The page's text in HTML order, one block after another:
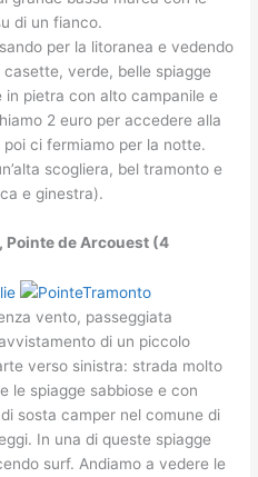
di un fianco.
per la litoranea e vedendo
verde, belle spiagge
in pietra con alto campanile e
2 euro per accedere alla
ci fermiamo per la notte.
scogliera, bel tramonto e
e ginestra).
Pointe de Arcouest (4
vento, passeggiata
di un piccolo
verso sinistra: strada molto
le spiagge sabbiose e con
sosta camper nel comune di
In una di queste spiagge
surf. Andiamo a vedere le